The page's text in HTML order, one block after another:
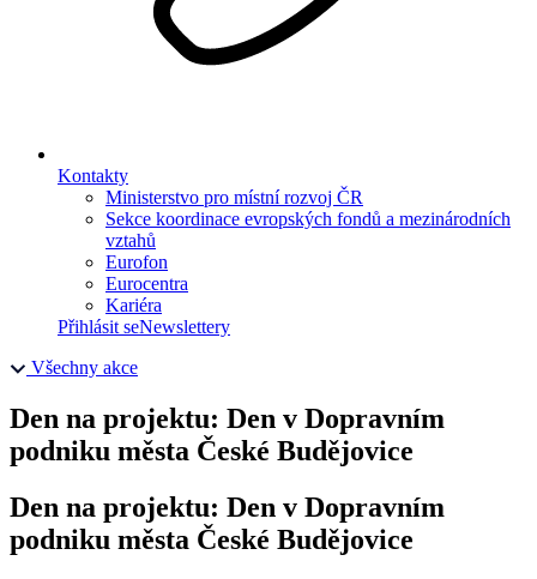
Kontakty
Ministerstvo pro místní rozvoj ČR
Sekce koordinace evropských fondů a mezinárodních
vztahů
Eurofon
Eurocentra
Kariéra
Přihlásit seNewslettery
Všechny akce
Den na projektu: Den v Dopravním
podniku města České Budějovice
Den na projektu: Den v Dopravním
podniku města České Budějovice